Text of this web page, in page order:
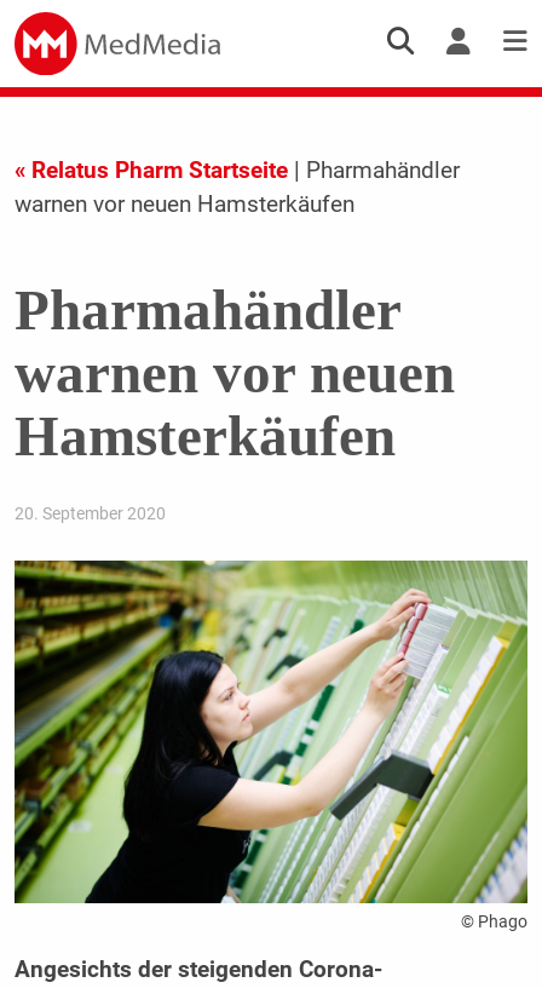
« Relatus Pharm Startseite| Pharmahändler
warnen vor neuen Hamsterkäufen
Pharmahändler
warnen vor neuen
Hamsterkäufen
20. September 2020
© Phago
Angesichts der steigenden Corona-